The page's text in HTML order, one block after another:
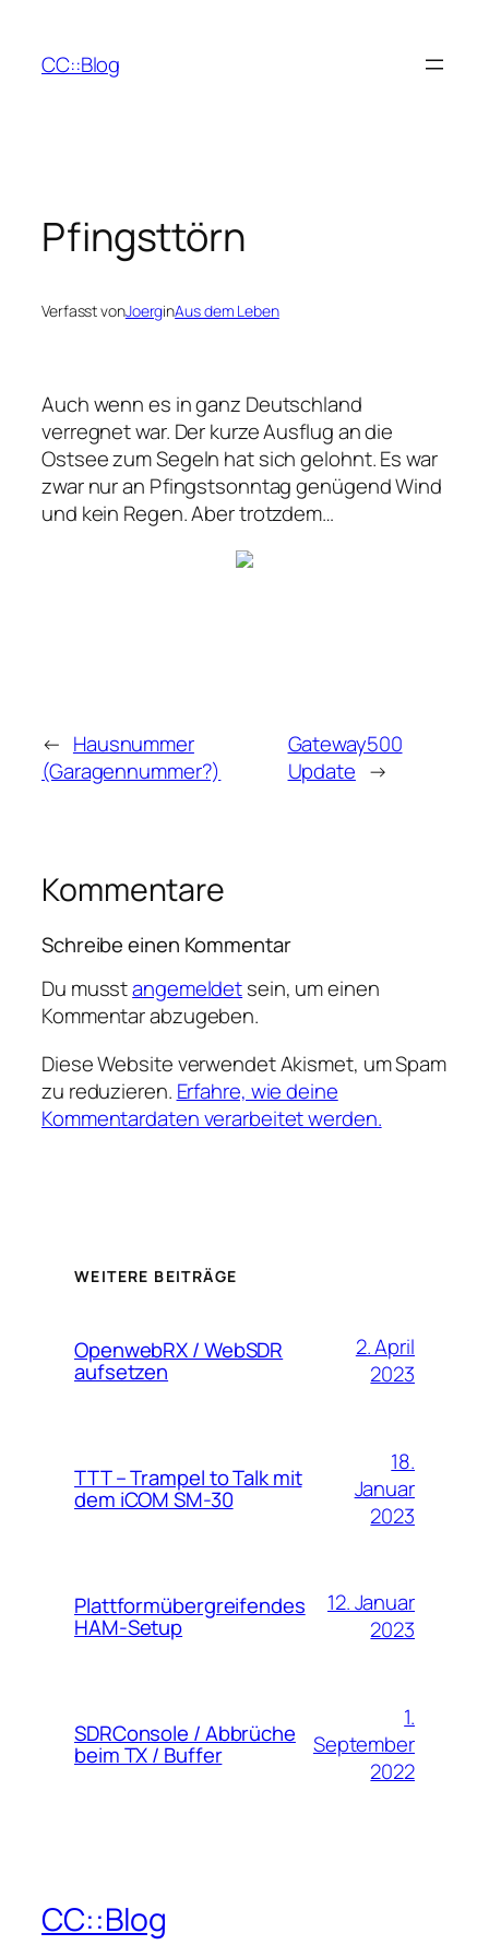
springen
CC::Blog
Pfingsttörn
Verfasst vonJoerginAus dem Leben
Auch wenn es in ganz Deutschland
verregnet war. Der kurze Ausflug an die
Ostsee zum Segeln hat sich gelohnt. Es war
zwar nur an Pfingstsonntag genügend Wind
und kein Regen. Aber trotzdem…
← Hausnummer
(Garagennummer?)
Gateway500
Update →
Kommentare
Schreibe einen Kommentar
Du musstangemeldetsein, um einen
Kommentar abzugeben.
Diese Website verwendet Akismet, um Spam
zu reduzieren. Erfahre, wie deine
Kommentardaten verarbeitet werden.
WEITERE BEITRÄGE
OpenwebRX / WebSDR
aufsetzen
2. April
2023
TTT – Trampel to Talk mit
dem iCOM SM-30
18.
Januar
2023
Plattformübergreifendes
HAM-Setup
12. Januar
2023
SDRConsole / Abbrüche
beim TX / Buffer
1.
September
2022
CC::Blog